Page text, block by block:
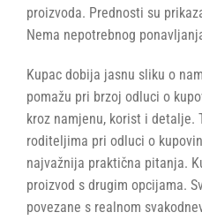
proizvoda. Prednosti su
Nema nepotrebnog
Kupac dobija jasnu sliku o
pomažu pri brzoj odluci o
kroz namjenu, korist i detalje.
roditeljima pri odluci o
najvažnija praktična pitanja.
proizvod s drugim opcijama.
povezane s realnom